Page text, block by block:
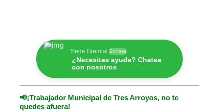
Sede Gremial En línea
¿Necesitas ayuda? Chatea
con nosotros
📢¡Trabajador Municipal de Tres Arroyos, no te
quedes afuera!